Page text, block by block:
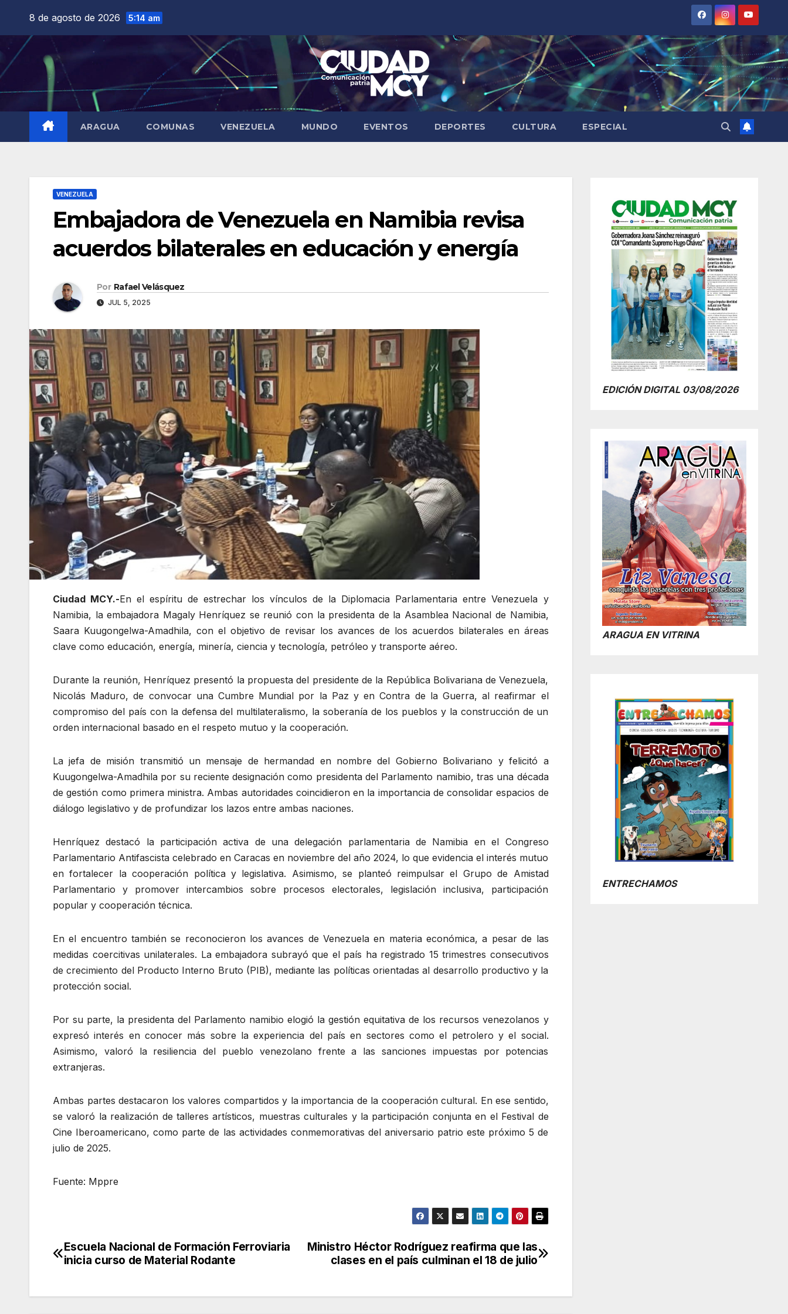
contenido
8 de agosto de 2026 5:14 am
ARAGUA COMUNAS VENEZUELA MUNDO EVENTOS DEPORTES CULTURA ESPECIAL
VENEZUELA
Embajadora de Venezuela en Namibia revisa
acuerdos bilaterales en educación y energía
Por Rafael Velásquez
JUL 5, 2025
Ciudad MCY.-En el espíritu de estrechar los vínculos de la Diplomacia Parlamentaria entre Venezuela y
Namibia, la embajadora Magaly Henríquez se reunió con la presidenta de la Asamblea Nacional de Namibia,
Saara Kuugongelwa-Amadhila, con el objetivo de revisar los avances de los acuerdos bilaterales en áreas
clave como educación, energía, minería, ciencia y tecnología, petróleo y transporte aéreo.
Durante la reunión, Henríquez presentó la propuesta del presidente de la República Bolivariana de Venezuela,
Nicolás Maduro, de convocar una Cumbre Mundial por la Paz y en Contra de la Guerra, al reafirmar el
compromiso del país con la defensa del multilateralismo, la soberanía de los pueblos y la construcción de un
orden internacional basado en el respeto mutuo y la cooperación.
La jefa de misión transmitió un mensaje de hermandad en nombre del Gobierno Bolivariano y felicitó a
Kuugongelwa-Amadhila por su reciente designación como presidenta del Parlamento namibio, tras una década
de gestión como primera ministra. Ambas autoridades coincidieron en la importancia de consolidar espacios de
diálogo legislativo y de profundizar los lazos entre ambas naciones.
Henríquez destacó la participación activa de una delegación parlamentaria de Namibia en el Congreso
Parlamentario Antifascista celebrado en Caracas en noviembre del año 2024, lo que evidencia el interés mutuo
en fortalecer la cooperación política y legislativa. Asimismo, se planteó reimpulsar el Grupo de Amistad
Parlamentario y promover intercambios sobre procesos electorales, legislación inclusiva, participación
popular y cooperación técnica.
En el encuentro también se reconocieron los avances de Venezuela en materia económica, a pesar de las
medidas coercitivas unilaterales. La embajadora subrayó que el país ha registrado 15 trimestres consecutivos
de crecimiento del Producto Interno Bruto (PIB), mediante las políticas orientadas al desarrollo productivo y la
protección social.
Por su parte, la presidenta del Parlamento namibio elogió la gestión equitativa de los recursos venezolanos y
expresó interés en conocer más sobre la experiencia del país en sectores como el petrolero y el social.
Asimismo, valoró la resiliencia del pueblo venezolano frente a las sanciones impuestas por potencias
extranjeras.
Ambas partes destacaron los valores compartidos y la importancia de la cooperación cultural. En ese sentido,
se valoró la realización de talleres artísticos, muestras culturales y la participación conjunta en el Festival de
Cine Iberoamericano, como parte de las actividades conmemorativas del aniversario patrio este próximo 5 de
julio de 2025.
Fuente: Mppre
Navegación
entradas
Ministro Héctor Rodríguez reafirma que las
clases en el país culminan el 18 de julio
Escuela Nacional de Formación Ferroviaria
inicia curso de Material Rodante
EDICIÓN DIGITAL 03/08/2026
ARAGUA EN VITRINA
ENTRECHAMOS